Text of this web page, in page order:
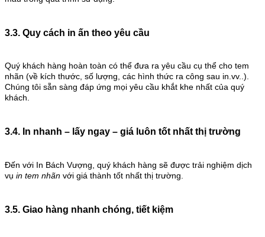
3.3. Quy cách in ấn theo yêu cầu
Quý khách hàng hoàn toàn có thể đưa ra yêu cầu cụ thể cho tem
nhãn (về kích thước, số lượng, các hình thức ra công sau in.vv..).
Chúng tôi sẵn sàng đáp ứng mọi yêu cầu khắt khe nhất của quý
khách.
3.4. In nhanh – lấy ngay – giá luôn tốt nhất thị trường
Đến với In Bách Vượng, quý khách hàng sẽ được trải nghiệm dịch
vụ in tem nhãn với giá thành tốt nhất thị trường.
3.5. Giao hàng nhanh chóng, tiết kiệm